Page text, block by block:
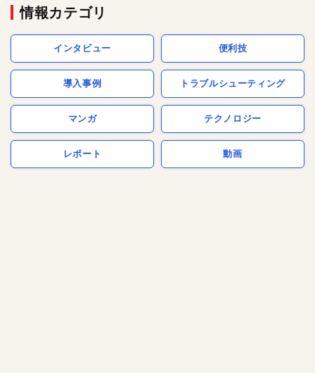
情報カテゴリ
インタビュー 便利技
導入事例 トラブルシューティング
マンガ テクノロジー
レポート 動画